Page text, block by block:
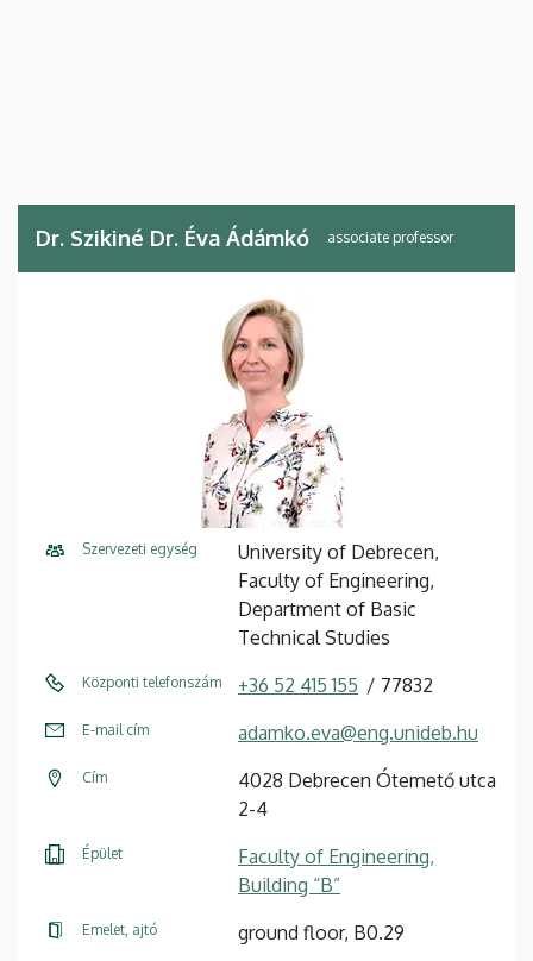
Dr. Szikiné Dr. Éva Ádámkó associate professor
Szervezeti egység
University of Debrecen,
Faculty of Engineering,
Department of Basic
Technical Studies
Központi telefonszám +36 52 415 155 77832
E-mail cím adamko.eva@eng.unideb.hu
Cím
4028 Debrecen Ótemető utca
2-4
Épület
Faculty of Engineering,
Building “B”
Emelet, ajtó ground floor, B0.29